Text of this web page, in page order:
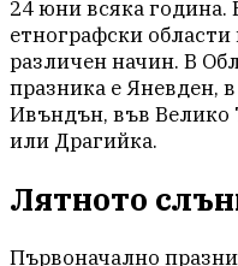
24 юни всяка година.
етнографски
различен начин. В
празника е Яневден,
Ивъндън, във Велико
или Драгийка.
Лятното
Първоначално